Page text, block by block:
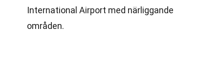
International Airport med närliggande
områden.